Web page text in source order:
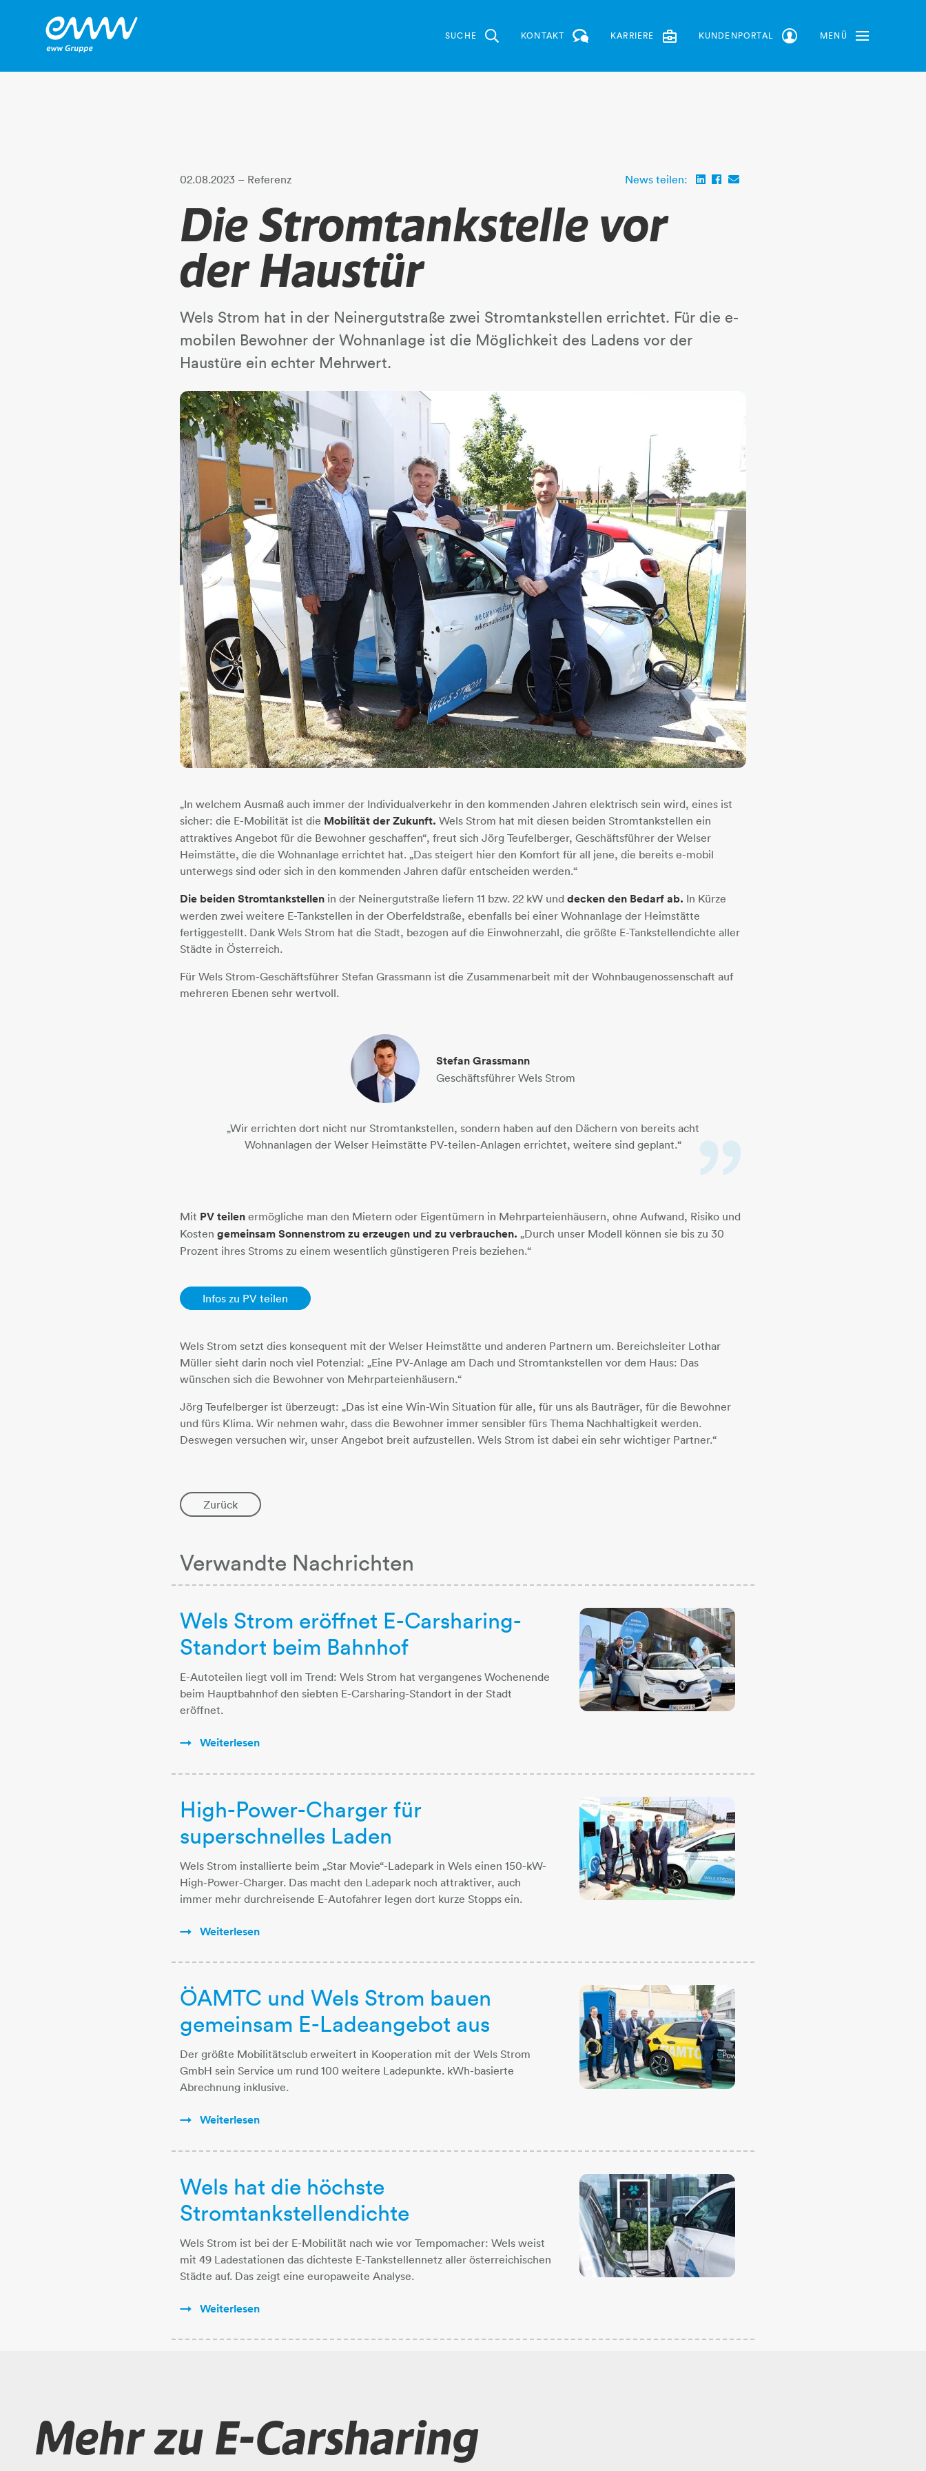
SUCHE KONTAKT KARRIERE KUNDENPORTAL MENÜ
Toggle Navbar
02.08.2023 – Referenz News teilen:
Die Stromtankstelle vor
der Haustür
Wels Strom hat in der Neinergutstraße zwei Stromtankstellen errichtet. Für die e-
mobilen Bewohner der Wohnanlage ist die Möglichkeit des Ladens vor der
Haustüre ein echter Mehrwert.
​​​​​​​„In welchem Ausmaß auch immer der Individualverkehr in den kommenden Jahren elektrisch sein wird, eines ist
sicher: die E-Mobilität ist die Mobilität der Zukunft. Wels Strom hat mit diesen beiden Stromtankstellen ein
attraktives Angebot für die Bewohner geschaffen“, freut sich Jörg Teufelberger, Geschäftsführer der Welser
Heimstätte, die die Wohnanlage errichtet hat. „Das steigert hier den Komfort für all jene, die bereits e-mobil
unterwegs sind oder sich in den kommenden Jahren dafür entscheiden werden.“
Die beiden Stromtankstellen in der Neinergutstraße liefern 11 bzw. 22 kW unddecken den Bedarf ab. In Kürze
werden zwei weitere E-Tankstellen in der Oberfeldstraße, ebenfalls bei einer Wohnanlage der Heimstätte
fertiggestellt. Dank Wels Strom hat die Stadt, bezogen auf die Einwohnerzahl, die größte E-Tankstellendichte aller
Städte in Österreich.
Für Wels Strom-Geschäftsführer Stefan Grassmann ist die Zusammenarbeit mit der Wohnbaugenossenschaft auf
mehreren Ebenen sehr wertvoll.
Stefan Grassmann
Geschäftsführer Wels Strom
„Wir errichten dort nicht nur Stromtankstellen, sondern haben auf den Dächern von bereits acht
Wohnanlagen der Welser Heimstätte PV-teilen-Anlagen errichtet, weitere sind geplant.“
Mit PV teilen​​​​​​​ ermögliche man den Mietern oder Eigentümern in Mehrparteienhäusern, ohne Aufwand, Risiko und
Kostengemeinsam Sonnenstrom zu erzeugen und zu verbrauchen. „Durch unser Modell können sie bis zu 30
Prozent ihres Stroms zu einem wesentlich günstigeren Preis beziehen.“
Infos zu PV teilen
​​​​​​​Wels Strom setzt dies konsequent mit der Welser Heimstätte und anderen Partnern um. Bereichsleiter Lothar
Müller sieht darin noch viel Potenzial: „Eine PV-Anlage am Dach und Stromtankstellen vor dem Haus: Das
wünschen sich die Bewohner von Mehrparteienhäusern.“
Jörg Teufelberger ist überzeugt: „Das ist eine Win-Win Situation für alle, für uns als Bauträger, für die Bewohner
und fürs Klima. Wir nehmen wahr, dass die Bewohner immer sensibler fürs Thema Nachhaltigkeit werden.
Deswegen versuchen wir, unser Angebot breit aufzustellen. Wels Strom ist dabei ein sehr wichtiger Partner.“
Zurück
Verwandte Nachrichten
Wels Strom eröffnet E-Carsharing-
Standort beim Bahnhof
E-Autoteilen liegt voll im Trend: Wels Strom hat vergangenes Wochenende
beim Hauptbahnhof den siebten E-Carsharing-Standort in der Stadt
eröffnet.
Weiterlesen
High-Power-Charger für
superschnelles Laden
Wels Strom installierte beim „Star Movie“-Ladepark in Wels einen 150-kW-
High-Power-Charger. Das macht den Ladepark noch attraktiver, auch
immer mehr durchreisende E-Autofahrer legen dort kurze Stopps ein.
Weiterlesen
ÖAMTC und Wels Strom bauen
gemeinsam E-Ladeangebot aus
Der größte Mobilitätsclub erweitert in Kooperation mit der Wels Strom
GmbH sein Service um rund 100 weitere Ladepunkte. kWh-basierte
Abrechnung inklusive.
Weiterlesen
Wels hat die höchste
Stromtankstellendichte
Wels Strom ist bei der E-Mobilität nach wie vor Tempomacher: Wels weist
mit 49 Ladestationen das dichteste E-Tankstellennetz aller österreichischen
Städte auf. Das zeigt eine europaweite Analyse.
Weiterlesen
Mehr zu E-Carsharing